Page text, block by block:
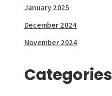
January 2025
December 2024
November 2024
Categories